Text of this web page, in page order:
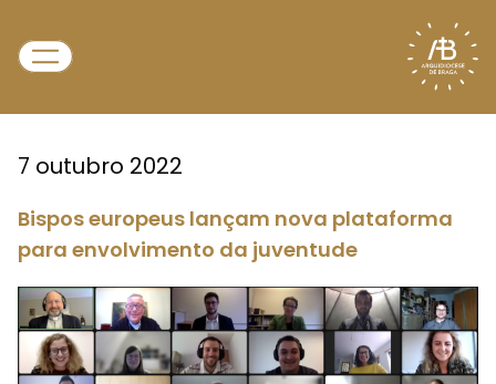
7 outubro 2022
Bispos europeus lançam nova plataforma
para envolvimento da juventude